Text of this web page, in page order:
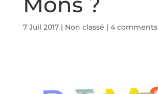
7 Juil 2017| Non classé | 4 comments